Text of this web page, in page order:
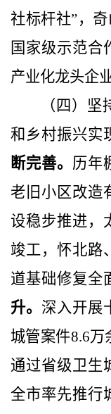
社标杆社”，
国家级示范合
产业化龙头企业
（四）
和乡村振兴实
断完善。 历年
老旧小区改造
设稳步推进，
竣工，怀北路
道基础修复全
升。 深入开展
城管案件8.6万
通过省级卫生
全市率先推行